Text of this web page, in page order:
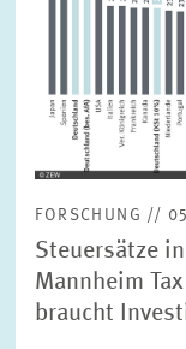
FORSCHUNG //
Steuersätze
Mannheim
braucht